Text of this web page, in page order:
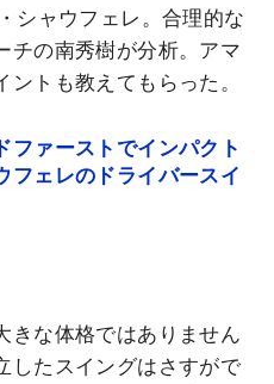
シャウフェレ。合理的な
チの南秀樹が分析。アマ
トも教えてもらった。
ファーストでインパクト
ェレのドライバースイ
きな体格ではありません
したスイングはさすがで